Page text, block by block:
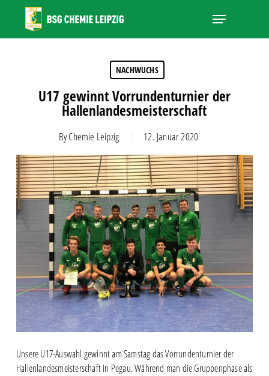
main
Menu
NACHWUCHS
U17 gewinnt Vorrundenturnier der
Hallenlandesmeisterschaft
ByChemie Leipzig 12. Januar 2020
Unsere U17-Auswahl gewinnt am Samstag das Vorrundenturnier der
Hallenlandesmeisterschaft in Pegau. Während man die Gruppenphase als
Close